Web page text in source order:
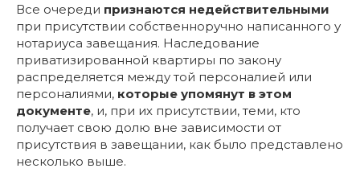
Все очереди признаются недействительными
при присутствии собственноручно написанного у
нотариуса завещания. Наследование
приватизированной квартиры по закону
распределяется между той персоналией или
персоналиями, которые упомянут в этом
документе, и, при их присутствии, теми, кто
получает свою долю вне зависимости от
присутствия в завещании, как было представлено
несколько выше.